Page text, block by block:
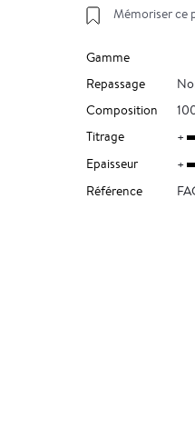
Mémoriser ce
Gamme
Repassage
Composition
Titrage
Epaisseur
Référence